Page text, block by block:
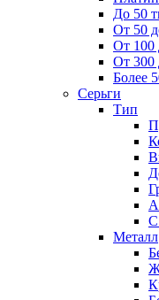
До 50
От 50
От 100
От 300
Более
Серьги
Тип
С
Металл